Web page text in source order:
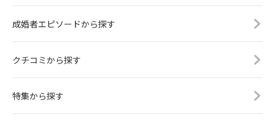
成婚者エピソードから探す
クチコミから探す
特集から探す